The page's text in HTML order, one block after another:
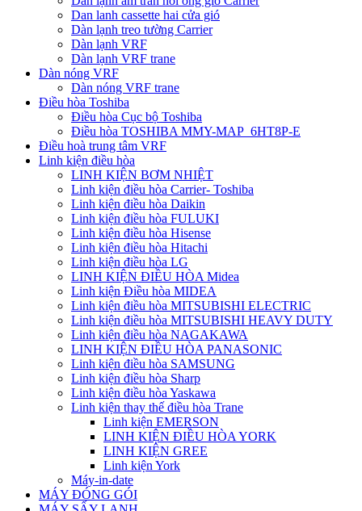
Dan lanh cassette hai cửa gió
Dàn lạnh treo tường Carrier
Dàn lạnh VRF
Dàn lạnh VRF trane
Dàn nóng VRF
Dàn nóng VRF trane
Điều hòa Toshiba
Điều hòa Cục bộ Toshiba
Điều hòa TOSHIBA MMY-MAP_6HT8P-E
Điều hoà trung tâm VRF
Linh kiện điều hòa
LINH KIỆN BƠM NHIỆT
Linh kiện điều hòa Carrier- Toshiba
Linh kiện điều hòa Daikin
Linh kiện điều hòa FULUKI
Linh kiện điều hòa Hisense
Linh kiện điều hòa Hitachi
Linh kiện điều hòa LG
LINH KIỆN ĐIỀU HÒA Midea
Linh kiện Điều hòa MIDEA
Linh kiện điều hòa MITSUBISHI ELECTRIC
Linh kiện điều hòa MITSUBISHI HEAVY DUTY
Linh kiện điều hòa NAGAKAWA
LINH KIỆN ĐIỀU HÒA PANASONIC
Linh kiện điều hòa SAMSUNG
Linh kiện điều hòa Sharp
Linh kiện điều hòa Yaskawa
Linh kiện thay thế điều hòa Trane
Linh kiện EMERSON
LINH KIỆN ĐIỀU HÒA YORK
LINH KIỆN GREE
Linh kiện York
Máy-in-date
MÁY ĐÓNG GÓI